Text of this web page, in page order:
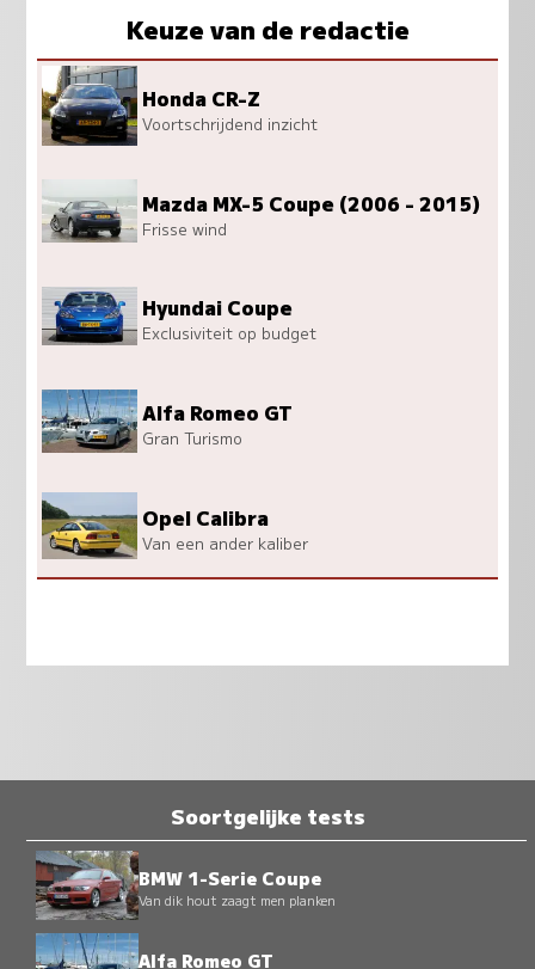
Keuze van de redactie
Honda CR-Z
Voortschrijdend inzicht
Mazda MX-5 Coupe (2006 - 2015)
Frisse wind
Hyundai Coupe
Exclusiviteit op budget
Alfa Romeo GT
Gran Turismo
Opel Calibra
Van een ander kaliber
Soortgelijke tests
BMW 1-Serie Coupe
Van dik hout zaagt men planken
Alfa Romeo GT